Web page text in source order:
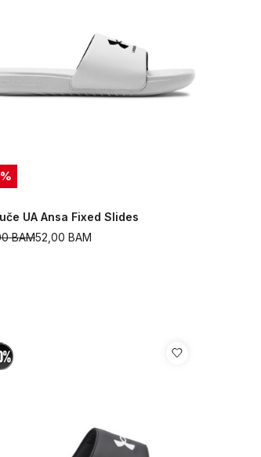
%
UA Ansa Fixed Slides
52,00 BAM
BAM